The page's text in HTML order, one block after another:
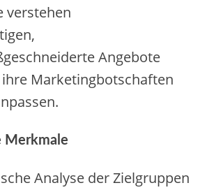
verstehen
Angebote
Marketingbotschaften
Merkmale
Analyse d‬er Zielgruppen